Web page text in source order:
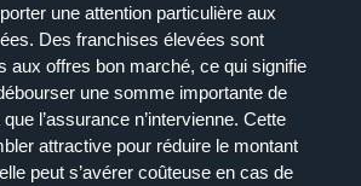
une attention particulière aux
Des franchises élevées sont
aux offres bon marché, ce qui signifie
une somme importante de
l’assurance n’intervienne. Cette
attractive pour réduire le montant
peut s’avérer coûteuse en cas de